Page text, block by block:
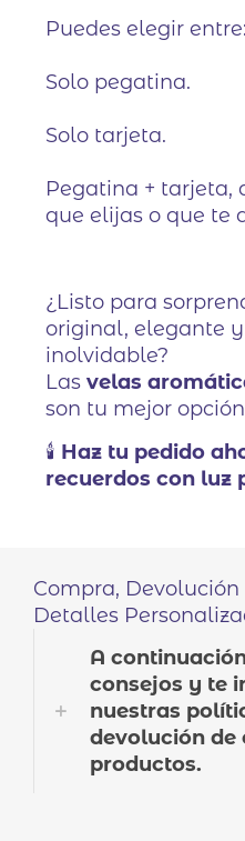
Puedes elegir entre:
Solo pegatina.
Solo tarjeta.
Pegatina + tarjeta,
que elijas o que te
¿Listo para
original, elegante
inolvidable?
Lasvelas
son tu mejor
🕯️ Haz tu pedido
recuerdos con luz
Compra, Devolución
Detalles
A
consejos y te
nuestras
devolución de
productos.